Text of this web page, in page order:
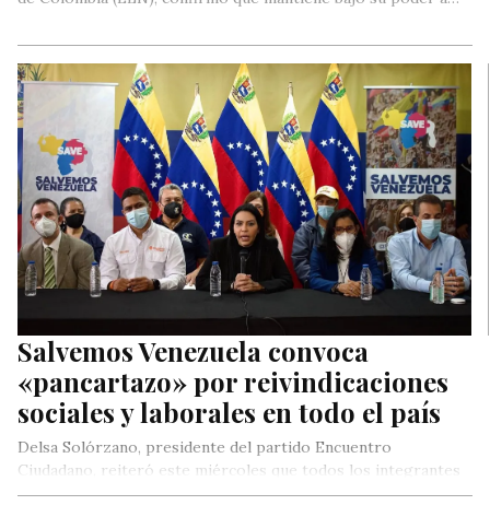
Salvemos Venezuela convoca
«pancartazo» por reivindicaciones
sociales y laborales en todo el país
Delsa Solórzano, presidente del partido Encuentro
Ciudadano, reiteró este miércoles que todos los integrantes
de las toldas políticos que integran…